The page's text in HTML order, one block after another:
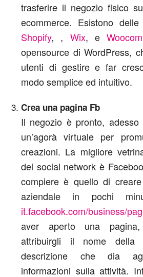
trasferire il negozio fisico
ecommerce. Esistono
Shopify, , Wix, e
opensource di WordPress,
utenti di gestire e far
modo semplice ed intuitivo.
Crea una pagina Fb
Il negozio è pronto,
un’agorà virtuale per
creazioni. La migliore
dei social network è
compiere è quello di
aziendale in pochi
it.facebook.com/business/
aver aperto una
attribuirgli il nome della
descrizione che dia
informazioni sulla attività.